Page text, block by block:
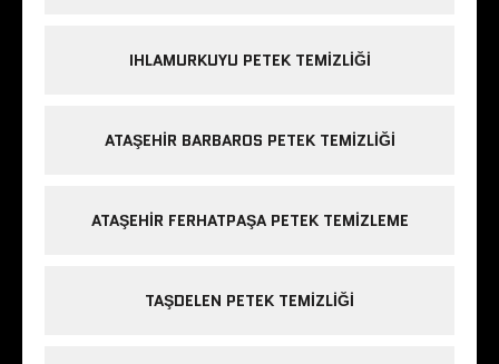
IHLAMURKUYU PETEK TEMIZLIĞI
ATAŞEHIR BARBAROS PETEK TEMIZLIĞI
ATAŞEHIR FERHATPAŞA PETEK TEMIZLEME
TAŞDELEN PETEK TEMIZLIĞI